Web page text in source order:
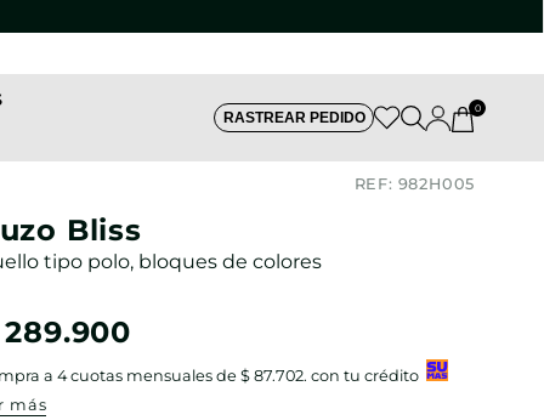
RASTREAR PEDIDO
0
REF: 982H005
Bliss
tipo polo, bloques de colores
289.900
a 4cuotas mensuales de $ 87.702. con tu crédito
más